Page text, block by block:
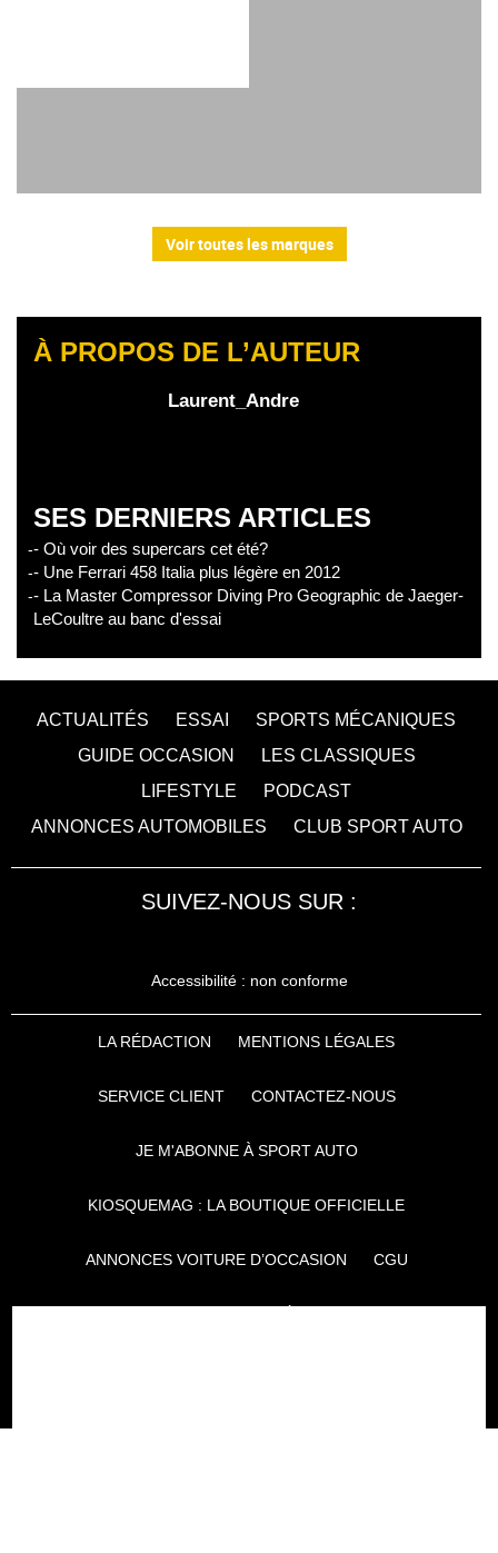
Voir toutes les marques
À PROPOS DE L’AUTEUR
Laurent_Andre
SES DERNIERS ARTICLES
- Où voir des supercars cet été?
- Une Ferrari 458 Italia plus légère en 2012
- La Master Compressor Diving Pro Geographic de Jaeger-
LeCoultre au banc d'essai
ACTUALITÉS ESSAI
SPORTS MÉCANIQUES
GUIDE OCCASION
LES CLASSIQUES
LIFESTYLE
PODCAST
ANNONCES AUTOMOBILES
CLUB SPORT AUTO
SUIVEZ-NOUS SUR :
Accessibilité : non conforme
LA RÉDACTION MENTIONS LÉGALES
SERVICE CLIENT CONTACTEZ-NOUS
JE M'ABONNE À SPORT AUTO
KIOSQUEMAG : LA BOUTIQUE OFFICIELLE
ANNONCES VOITURE D’OCCASION CGU